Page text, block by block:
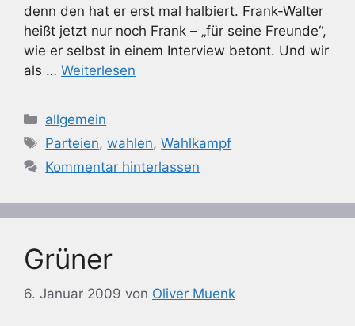
denn den hat er erst mal halbiert. Frank-Walter
heißt jetzt nur noch Frank – „für seine Freunde“,
wie er selbst in einem Interview betont. Und wir
als … Weiterlesen
Kategorien
allgemein
Schlagwörter
Parteien,wahlen,Wahlkampf
Kommentar hinterlassen
Grüner
6. Januar 2009 von Oliver Muenk